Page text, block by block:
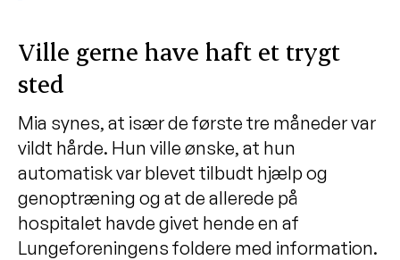
Ville gerne have haft et trygt
sted
Mia synes, at især de første tre måneder var
vildt hårde. Hun ville ønske, at hun
automatisk var blevet tilbudt hjælp og
genoptræning og at de allerede på
hospitalet havde givet hende en af
Lungeforeningens foldere med information.